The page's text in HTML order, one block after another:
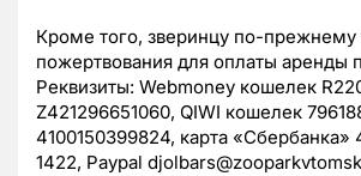
Кроме того, зверинцу по-прежнему
пожертвования для оплаты аренды
Реквизиты: Webmoney кошелек
Z421296651060, QIWI кошелек
4100150399824, карта «Сбербанка»
1422, Paypal